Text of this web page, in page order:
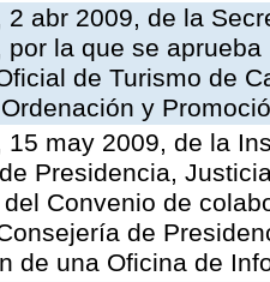
2 abr 2009, de la
por la que se
de Turismo de
y
15 may 2009, de la
Presidencia,
Convenio de
de
de una Oficina de